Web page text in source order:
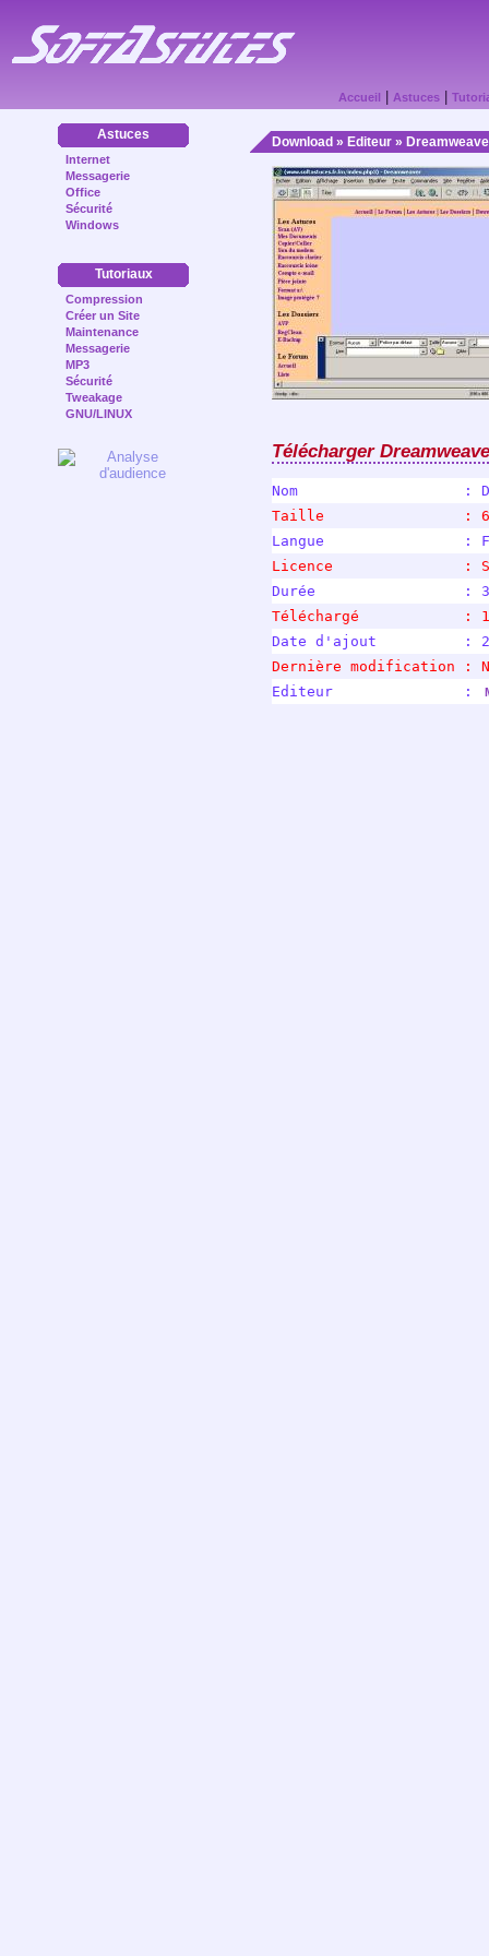
Accueil Astuces|
Astuces
Internet
Messagerie
Office
Sécurité
Windows
Tutoriaux
Compression
Créer un Site
Maintenance
Messagerie
MP3
Sécurité
Tweakage
GNU/LINUX
Download » Editeur »
Télécharger
Nom                   :
Taille                :
Langue                :
Licence               :
Durée                 :
Téléchargé            :
Date d'ajout          :
Dernière modification :
Editeur               :